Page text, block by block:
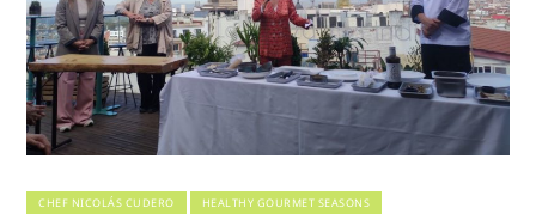
CHEF NICOLÁS CUDERO
HEALTHY GOURMET SEASONS